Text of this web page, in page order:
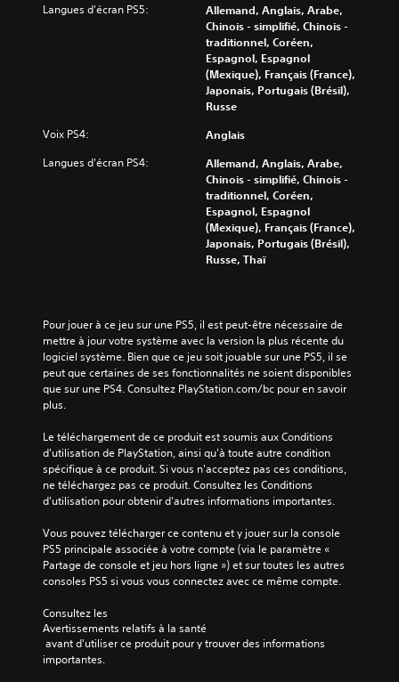
Langues d'écran PS5:
Allemand, Anglais, Arabe,
Chinois - simplifié, Chinois -
traditionnel, Coréen,
Espagnol, Espagnol
(Mexique), Français (France),
Japonais, Portugais (Brésil),
Russe
Voix PS4: Anglais
Langues d'écran PS4:
Allemand, Anglais, Arabe,
Chinois - simplifié, Chinois -
traditionnel, Coréen,
Espagnol, Espagnol
(Mexique), Français (France),
Japonais, Portugais (Brésil),
Russe, Thaï
Pour jouer à ce jeu sur une PS5, il est peut-être nécessaire de
mettre à jour votre système avec la version la plus récente du
logiciel système. Bien que ce jeu soit jouable sur une PS5, il se
peut que certaines de ses fonctionnalités ne soient disponibles
que sur une PS4. Consultez PlayStation.com/bc pour en savoir
plus.
Le téléchargement de ce produit est soumis aux Conditions
d'utilisation de PlayStation, ainsi qu'à toute autre condition
spécifique à ce produit. Si vous n'acceptez pas ces conditions,
ne téléchargez pas ce produit. Consultez les Conditions
d'utilisation pour obtenir d'autres informations importantes.
Vous pouvez télécharger ce contenu et y jouer sur la console
PS5 principale associée à votre compte (via le paramètre «
Partage de console et jeu hors ligne ») et sur toutes les autres
consoles PS5 si vous vous connectez avec ce même compte.
Consultez les
Avertissements relatifs à la santé
importantes.